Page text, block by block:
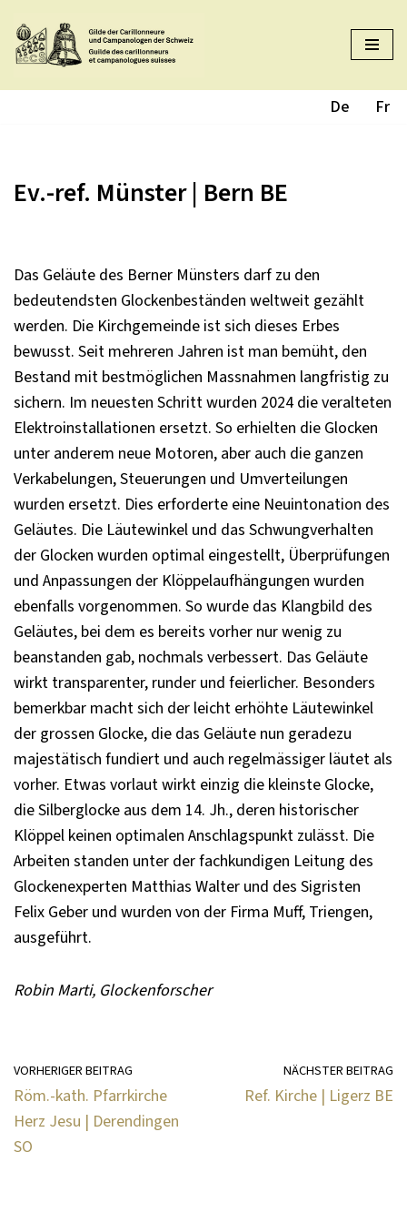
Zum
De Fr
Ev.-ref. Münster | Bern BE
Das Geläute des Berner Münsters darf zu den
bedeutendsten Glockenbeständen weltweit gezählt
werden. Die Kirchgemeinde ist sich dieses Erbes
bewusst. Seit mehreren Jahren ist man bemüht, den
Bestand mit bestmöglichen Massnahmen langfristig zu
sichern. Im neuesten Schritt wurden 2024 die veralteten
Elektroinstallationen ersetzt. So erhielten die Glocken
unter anderem neue Motoren, aber auch die ganzen
Verkabelungen, Steuerungen und Umverteilungen
wurden ersetzt. Dies erforderte eine Neuintonation des
Geläutes. Die Läutewinkel und das Schwungverhalten
der Glocken wurden optimal eingestellt, Überprüfungen
und Anpassungen der Klöppelaufhängungen wurden
ebenfalls vorgenommen. So wurde das Klangbild des
Geläutes, bei dem es bereits vorher nur wenig zu
beanstanden gab, nochmals verbessert. Das Geläute
wirkt transparenter, runder und feierlicher. Besonders
bemerkbar macht sich der leicht erhöhte Läutewinkel
der grossen Glocke, die das Geläute nun geradezu
majestätisch fundiert und auch regelmässiger läutet als
vorher. Etwas vorlaut wirkt einzig die kleinste Glocke,
die Silberglocke aus dem 14. Jh., deren historischer
Klöppel keinen optimalen Anschlagspunkt zulässt. Die
Arbeiten standen unter der fachkundigen Leitung des
Glockenexperten Matthias Walter und des Sigristen
Felix Geber und wurden von der Firma Muff, Triengen,
ausgeführt.
Robin Marti, Glockenforscher
VORHERIGER BEITRAG
Röm.-kath. Pfarrkirche
Herz Jesu | Derendingen
SO
NÄCHSTER BEITRAG
Ref. Kirche | Ligerz BE